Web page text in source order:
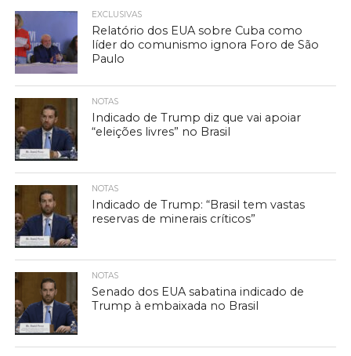
EXCLUSIVAS
Relatório dos EUA sobre Cuba como
líder do comunismo ignora Foro de São
Paulo
NOTAS
Indicado de Trump diz que vai apoiar
“eleições livres” no Brasil
NOTAS
Indicado de Trump: “Brasil tem vastas
reservas de minerais críticos”
NOTAS
Senado dos EUA sabatina indicado de
Trump à embaixada no Brasil